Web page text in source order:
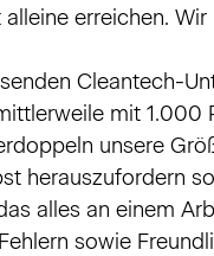
erreichen.
Cleantech-
mit 1.000
unsere
herauszufordern
alles an einem
sowie